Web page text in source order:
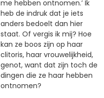
me hebben ontnomen.’ Ik
heb de indruk dat je iets
anders bedoelt dan hier
staat. Of vergis ik mij? Hoe
kan ze boos zijn op haar
clitoris, haar vrouwelijkheid,
genot, want dat zijn toch de
dingen die ze haar hebben
ontnomen?